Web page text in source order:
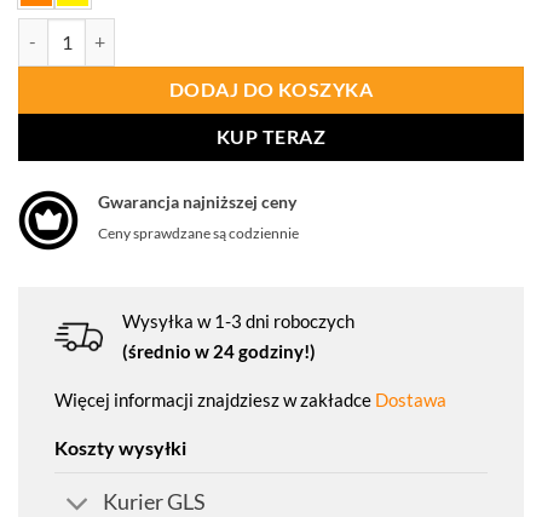
DODAJ DO KOSZYKA
KUP TERAZ
Gwarancja najniższej ceny
Ceny sprawdzane są codziennie
Wysyłka w 1-3 dni roboczych
(średnio w 24 godziny!)
Więcej informacji znajdziesz w zakładce Dostawa
Koszty wysyłki
Kurier GLS